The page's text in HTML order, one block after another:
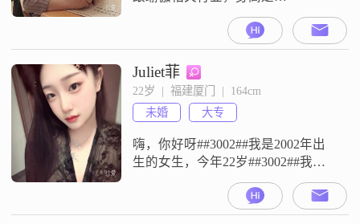
161cm##3002##喜欢瑜伽##3001##禅
修和身心灵成长，希望找个同频的
伴侣
Juliet菲
22岁  |  福建厦门  |  164cm
未婚
大专
嗨，你好呀##3002##我是2002年出
生的女生，今年22岁##3002##我的
身高是164cm##3002##目前我的月收
入在8001到12000元之间##3002##我
的工作地点在厦门##3002##我的学